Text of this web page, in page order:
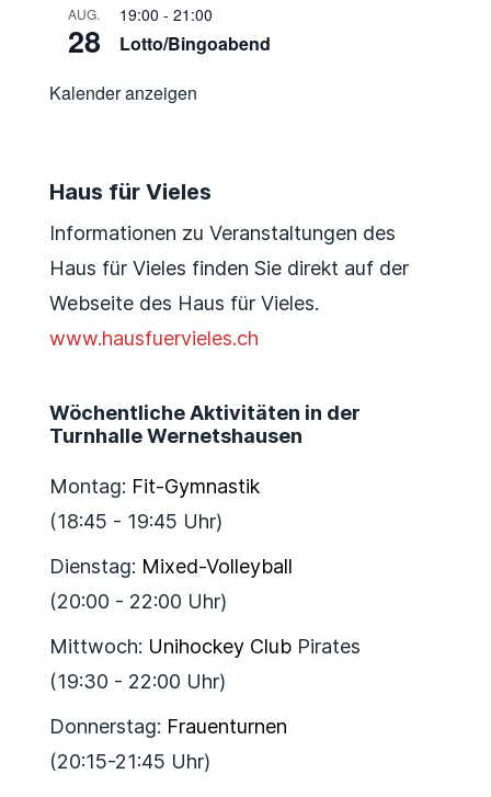
AUG.
28
19:00 - 21:00
Lotto/Bingoabend
Kalender anzeigen
Haus für Vieles
Informationen zu Veranstaltungen des
Haus für Vieles finden Sie direkt auf der
Webseite des Haus für Vieles.
www.hausfuervieles.ch
Wöchentliche Aktivitäten in der
Turnhalle Wernetshausen
Montag: Fit-Gymnastik
(18:45 - 19:45 Uhr)
Dienstag: Mixed-Volleyball
(20:00 - 22:00 Uhr)
Mittwoch: Unihockey ClubPirates
(19:30 - 22:00 Uhr)
Donnerstag: Frauenturnen
(20:15-21:45 Uhr)